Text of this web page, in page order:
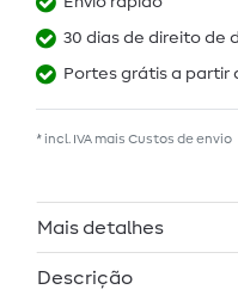
30 dias de direito de
Portes grátis a partir
* incl. IVA mais Custos de envio
Mais detalhes
Descrição